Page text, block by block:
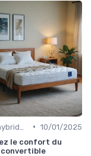
• 10/01/2025
le confort du